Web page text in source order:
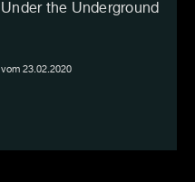
Under the Underground
vom 23.02.2020